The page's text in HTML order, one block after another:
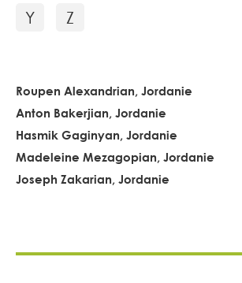
Y
Z
Roupen Alexandrian, Jordanie
Anton Bakerjian, Jordanie
Hasmik Gaginyan, Jordanie
Madeleine Mezagopian, Jordanie
Joseph Zakarian, Jordanie